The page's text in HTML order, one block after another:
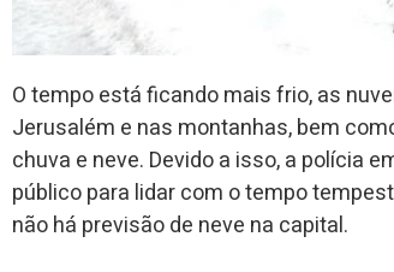
O tempo está ficando mais frio, as
Jerusalém e nas montanhas, bem
chuva e neve. Devido a isso, a polícia
público para lidar com o tempo
não há previsão de neve na capital.